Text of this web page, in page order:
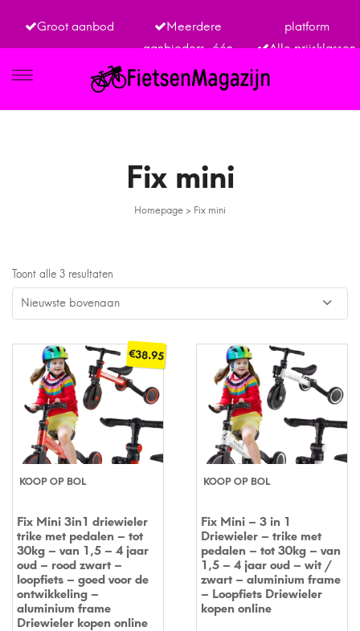
Groot aanbod
Meerdere
aanbieders, één
platform
Alle prijsklassen
Fix mini
Homepage > Fix mini
Toont alle 3 resultaten
KOOP OP BOL
Fix Mini 3in1 driewieler
trike met pedalen – tot
30kg – van 1,5 – 4 jaar
oud – rood zwart –
loopfiets – goed voor de
ontwikkeling –
aluminium frame
Driewieler kopen online
€38.95
KOOP OP BOL
Fix Mini – 3 in 1
Driewieler – trike met
pedalen – tot 30kg – van
1,5 – 4 jaar oud – wit /
zwart – aluminium frame
– Loopfiets Driewieler
kopen online